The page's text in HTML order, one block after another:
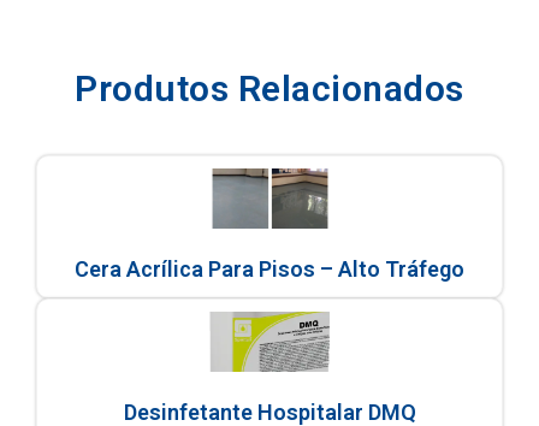
Produtos Relacionados
Cera Acrílica Para Pisos – Alto Tráfego
Desinfetante Hospitalar DMQ